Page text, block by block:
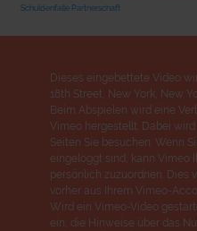
oder "Deppen der "Wir
Schuldenfalle Partnerschaft
Dieses eingebettete Video
18th Street, New York, New
Beim Abspielen wird eine
Vimeo hergestellt. Dabei
Seiten Sie besuchen. Wenn
eingeloggt sind, kann Vimeo
persönlich zuzuordnen. Dies
vorher aus Ihrem Vimeo-
Wird ein Vimeo-Video
ein, die Hinweise über das